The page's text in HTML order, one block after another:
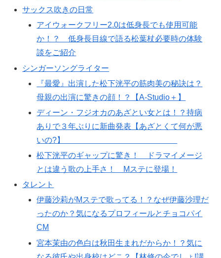
サックス吹きの日常
アイウォークフリー2.0は低身長でも使用可能
か！？ 低身長目線で語る松葉杖必要時の体験
談をご紹介
シンガーソングライター
『最愛』出演した松下洸平の筋肉美の秘訣は？
母親の出演に驚きの顔！？【A-Studio＋】
ディーン・フジオカのあざとい女とは！？持病
ありで３年ぶりに新曲発表【あざとくて何が悪
いの?】
松下洸平のギャップに驚き！ ドラマイメージ
とは違う歌の上手さ！ Mステに登場！
タレント
伊藤沙莉がMステで歌ってる！？なぜ伊藤沙理だ
ったのか？気になるプロフィールとチョコパイ
CM
宮本茉由の色白は秋田生まれだからか！？気に